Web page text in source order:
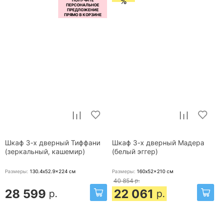
Шкаф 3-х дверный Тиффани
(зеркальный, кашемир)
Размеры: 130.4x52.9x224 см
28 599 р.
Шкаф 3-х дверный Мадера
(белый эггер)
Размеры: 160x52x210 см
40 854 р.
22 061 р.